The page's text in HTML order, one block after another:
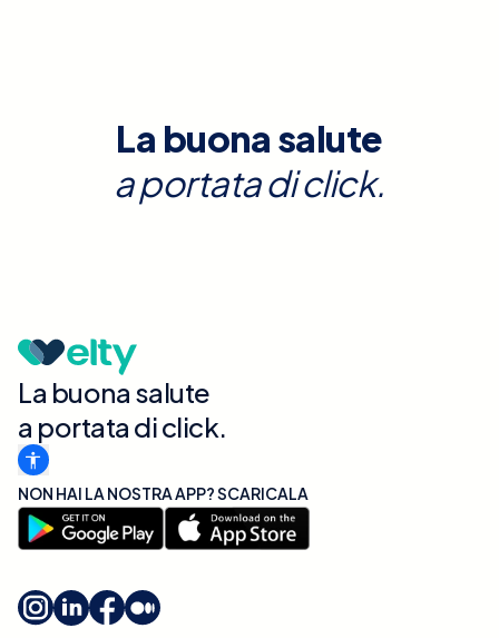
La buona salute
a portata di click.
La buona salute
a portata di click.
NON HAI LA NOSTRA APP? SCARICALA